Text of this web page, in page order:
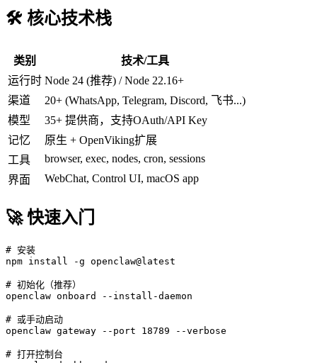
🛠️ 核心技术栈
类别
技术/工具
运行时 Node 24 (推荐) / Node 22.16+
渠道
20+ (WhatsApp, Telegram, Discord, 飞书...)
模型
35+ 提供商，支持OAuth/API Key
记忆
原生 + OpenViking扩展
工具
browser, exec, nodes, cron, sessions
界面
WebChat, Control UI, macOS app
🚀 快速入门
# 安装
npm install -g openclaw@latest
# 初始化（推荐）
openclaw onboard --install-daemon
# 或手动启动
openclaw gateway --port 18789 --verbose
# 打开控制台